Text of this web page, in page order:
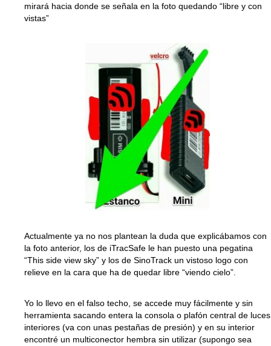
mirará hacia donde se señala en la foto quedando “libre y con
vistas”
Actualmente ya no nos plantean la duda que explicábamos con
la foto anterior, los de iTracSafe le han puesto una pegatina
“This side view sky” y los de SinoTrack un vistoso logo con
relieve en la cara que ha de quedar libre “viendo cielo”.
Yo lo llevo en el falso techo, se accede muy fácilmente y sin
herramienta sacando entera la consola o plafón central de luces
interiores (va con unas pestañas de presión) y en su interior
encontré un multiconector hembra sin utilizar (supongo sea